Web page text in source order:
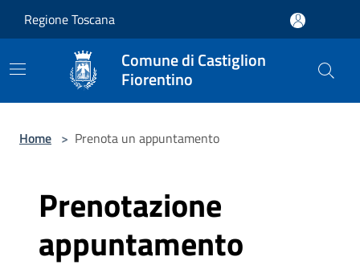
Regione Toscana
Comune di Castiglion
Fiorentino
Home > Prenota un appuntamento
Prenotazione
appuntamento